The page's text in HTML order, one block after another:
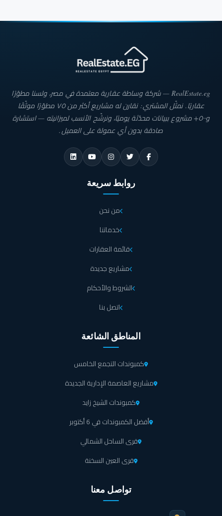
RealEstate.eg — شركة وساطة عقارية معتمدة في مصر، ولسنا مطوّرًا
عقاريًا. نمثّل المشتري: نقارن له مشاريع أكثر من ٧٥ مطوّرًا موثّقًا
و٥٠٠+ مشروع ببيانات محدّثة يوميًا، ونرشّح الأنسب لميزانيته — استشارة
صادقة بدون أي عمولة على العميل.
روابط سريعة
من نحن
خدماتنا
قائمة العقارات
مشاريع جديدة
الشروط والأحكام
اتصل بنا
المناطق الشائعة
كمبوندات التجمع الخامس
مشاريع العاصمة الإدارية الجديدة
كمبوندات الشيخ زايد
أفضل الكمبوندات في 6 أكتوبر
قرى الساحل الشمالي
قرى العين السخنة
تواصل معنا